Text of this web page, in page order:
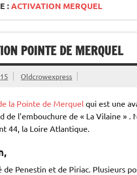
:ACTIVATION MERQUEL
POINTE DE MERQUEL
Oldcrowexpress
la Pointe de Merquel qui est une
de l’embouchure de « La Vilaine »
44, la Loire Atlantique.
de Penestin et de Piriac. Plusieurs